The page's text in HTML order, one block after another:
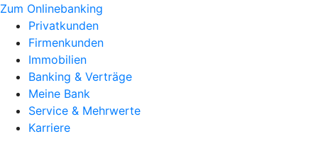
Zum Onlinebanking
Privatkunden
Firmenkunden
Immobilien
Banking & Verträge
Meine Bank
Service & Mehrwerte
Karriere